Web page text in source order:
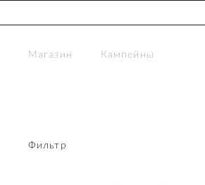
Магазин Кампейны
Фильтр